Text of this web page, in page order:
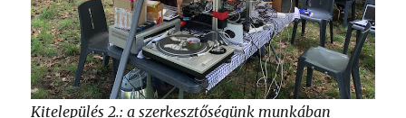
Kitelepülés 2.: a szerkesztőségünk munkában